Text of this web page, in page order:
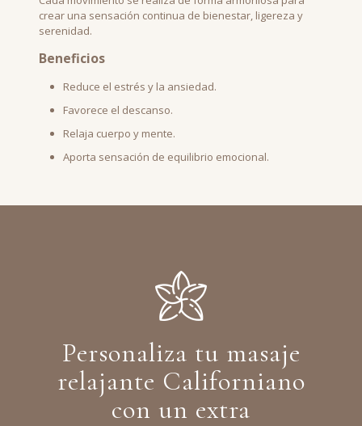
crear una sensación continua de bienestar, ligereza y
serenidad.
Beneficios
Reduce el estrés y la ansiedad.
Favorece el descanso.
Relaja cuerpo y mente.
Aporta sensación de equilibrio emocional.
Personaliza tu masaje
relajante Californiano
con un extra